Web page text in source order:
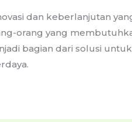
dan keberlanjutan
orang yang
bagian dari solusi untuk